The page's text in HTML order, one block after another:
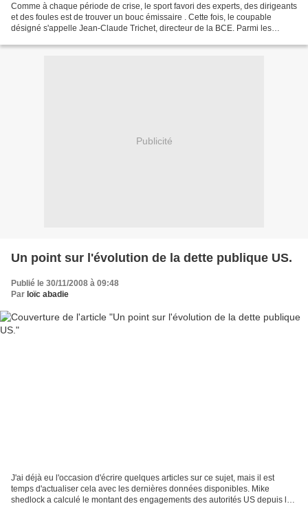
Comme à chaque période de crise, le sport favori des experts, des dirigeants
et des foules est de trouver un bouc émissaire . Cette fois, le coupable
désigné s'appelle Jean-Claude Trichet, directeur de la BCE. Parmi les
Publicité
Un point sur l'évolution de la dette publique US.
Publié le 30/11/2008 à 09:48
Par loïc abadie
J'ai déjà eu l'occasion d'écrire quelques articles sur ce sujet, mais il est
temps d'actualiser cela avec les dernières données disponibles. Mike
shedlock a calculé le montant des engagements des autorités US depuis le